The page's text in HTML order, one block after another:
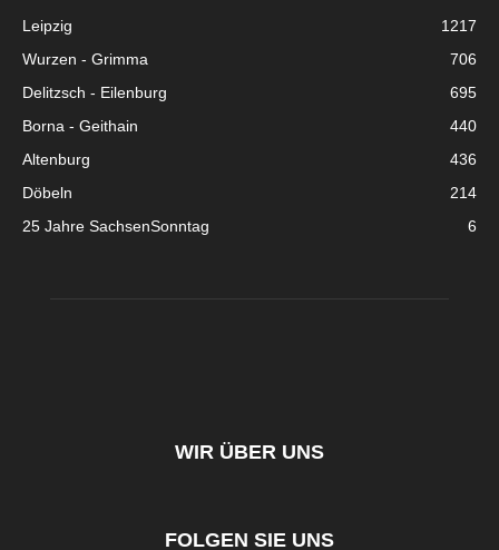
Leipzig
1217
Wurzen - Grimma
706
Delitzsch - Eilenburg
695
Borna - Geithain
440
Altenburg
436
Döbeln
214
25 Jahre SachsenSonntag
6
WIR ÜBER UNS
FOLGEN SIE UNS